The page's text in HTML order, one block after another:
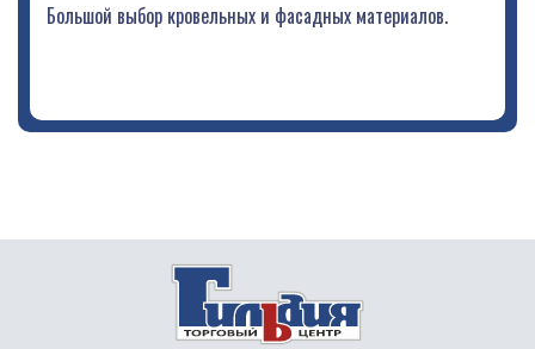
Большой выбор кровельных и фасадных материалов.